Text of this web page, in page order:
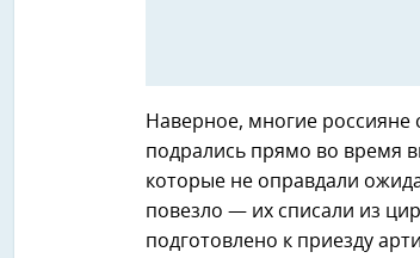
Наверное, многие россияне
подрались прямо во время
которые не оправдали
повезло — их списали из
подготовлено к приезду